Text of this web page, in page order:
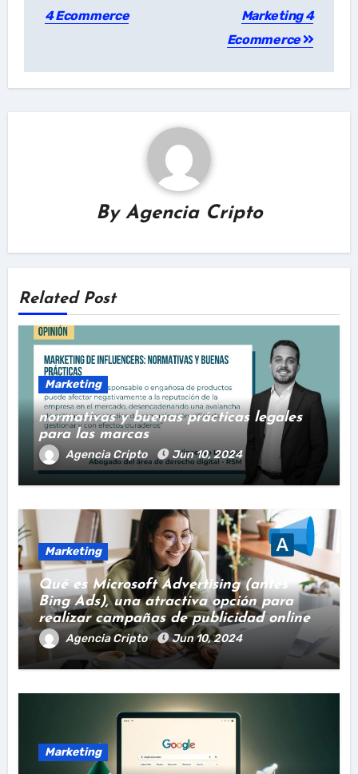
4 Ecommerce
Marketing 4
Ecommerce
By Agencia Cripto
Related Post
Marketing
normativas y buenas prácticas legales
para las marcas
Agencia Cripto Jun 10, 2024
Marketing
Qué es Microsoft Advertising (antes
Bing Ads), una atractiva opción para
realizar campañas de publicidad online
Agencia Cripto Jun 10, 2024
Marketing